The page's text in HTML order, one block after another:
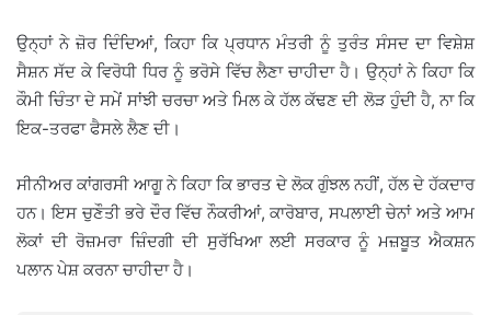
ਉਨ੍ਹਾਂ ਨੇ ਜ਼ੋਰ ਦਿੰਦਿਆਂ, ਕਿਹਾ ਕਿ ਪ੍ਰਧਾਨ ਮੰਤਰੀ ਨੂੰ ਤੁਰੰਤ ਸੰਸਦ ਦਾ ਵਿਸ਼ੇਸ਼
ਸੈਸ਼ਨ ਸੱਦ ਕੇ ਵਿਰੋਧੀ ਧਿਰ ਨੂੰ ਭਰੋਸੇ ਵਿੱਚ ਲੈਣਾ ਚਾਹੀਦਾ ਹੈ। ਉਨ੍ਹਾਂ ਨੇ ਕਿਹਾ ਕਿ
ਕੌਮੀ ਚਿੰਤਾ ਦੇ ਸਮੇਂ ਸਾਂਝੀ ਚਰਚਾ ਅਤੇ ਮਿਲ ਕੇ ਹੱਲ ਕੱਢਣ ਦੀ ਲੋੜ ਹੁੰਦੀ ਹੈ, ਨਾ ਕਿ
ਇਕ-ਤਰਫਾ ਫੈਸਲੇ ਲੈਣ ਦੀ।
ਸੀਨੀਅਰ ਕਾਂਗਰਸੀ ਆਗੂ ਨੇ ਕਿਹਾ ਕਿ ਭਾਰਤ ਦੇ ਲੋਕ ਗੁੰਝਲ ਨਹੀਂ, ਹੱਲ ਦੇ ਹੱਕਦਾਰ
ਹਨ। ਇਸ ਚੁਣੌਤੀ ਭਰੇ ਦੌਰ ਵਿੱਚ ਨੌਕਰੀਆਂ, ਕਾਰੋਬਾਰ, ਸਪਲਾਈ ਚੇਨਾਂ ਅਤੇ ਆਮ
ਲੋਕਾਂ ਦੀ ਰੋਜ਼ਮਰਾ ਜ਼ਿੰਦਗੀ ਦੀ ਸੁਰੱਖਿਆ ਲਈ ਸਰਕਾਰ ਨੂੰ ਮਜ਼ਬੂਤ ਐਕਸ਼ਨ
ਪਲਾਨ ਪੇਸ਼ ਕਰਨਾ ਚਾਹੀਦਾ ਹੈ।